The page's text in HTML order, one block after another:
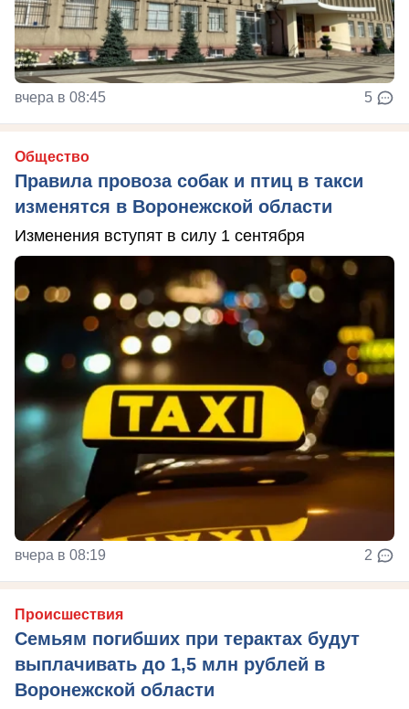
вчера в 08:45 5
Общество
Правила провоза собак и птиц в такси
изменятся в Воронежской области
Изменения вступят в силу 1 сентября
вчера в 08:19 2
Происшествия
Семьям погибших при терактах будут
выплачивать до 1,5 млн рублей в
Воронежской области